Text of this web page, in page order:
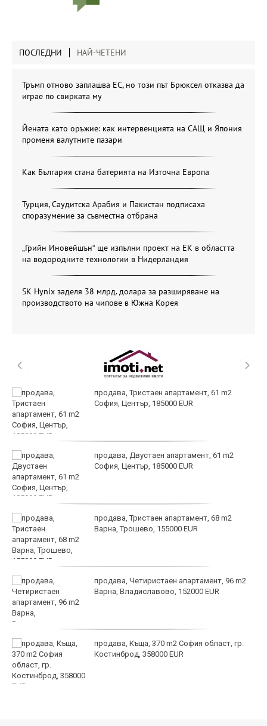
ПОСЛЕДНИ НАЙ-ЧЕТЕНИ
Тръмп отново заплашва ЕС, но този път Брюксел отказва да
играе по свирката му
Йената като оръжие: как интервенцията на САЩ и Япония
променя валутните пазари
Как България стана батерията на Източна Европа
Турция, Саудитска Арабия и Пакистан подписаха
споразумение за съвместна отбрана
„Грийн Иновейшън“ ще изпълни проект на ЕК в областта
на водородните технологии в Нидерландия
SK Hynix заделя 38 млрд. долара за разширяване на
производството на чипове в Южна Корея
продава, Тристаен апартамент, 61 m2
София, Център, 185000 EUR
продава, Двустаен апартамент, 61 m2
София, Център, 185000 EUR
продава, Тристаен апартамент, 68 m2
Варна, Трошево, 155000 EUR
продава, Четиристаен апартамент, 96 m2
Варна, Владиславово, 152000 EUR
продава, Къща, 370 m2 София област, гр.
Костинброд, 358000 EUR